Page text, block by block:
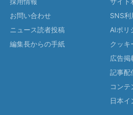
お問い合わせ
ニュース読者投稿
編集長からの手紙
SNS利
AIポリ
クッキ
広告掲
記事配
コンテ
日本イ